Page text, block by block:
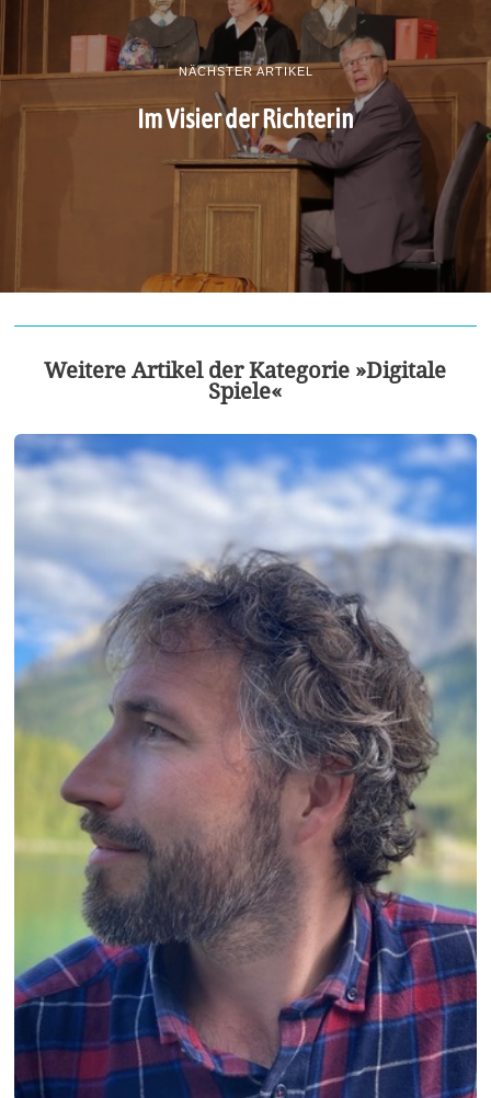
NÄCHSTER ARTIKEL
Im Visier der Richterin
Weitere Artikel der Kategorie »Digitale
Spiele«